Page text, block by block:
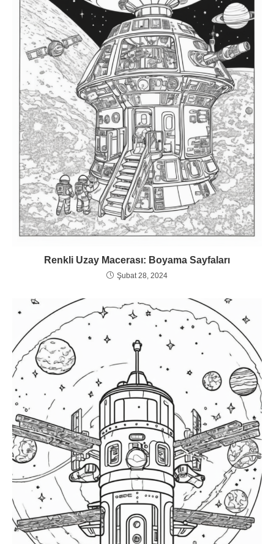
Renkli Uzay Macerası: Boyama Sayfaları
Şubat 28, 2024